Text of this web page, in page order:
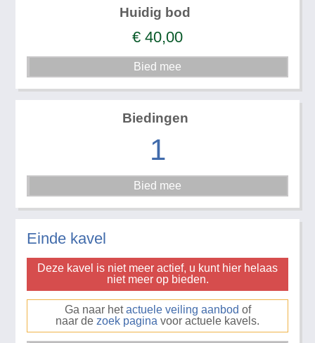
Huidig bod
€ 40,00
Biedingen
1
Einde kavel
Deze kavel is niet meer actief, u kunt hier helaas
niet meer op bieden.
Ga naar hetactuele veiling aanbod of
naar de zoek pagina voor actuele kavels.